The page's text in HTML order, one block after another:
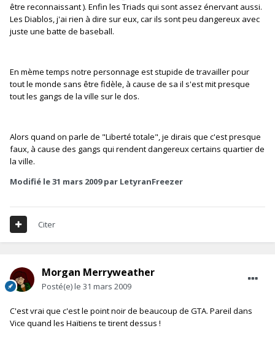
être reconnaissant ). Enfin les Triads qui sont assez énervant aussi.
Les Diablos, j'ai rien à dire sur eux, car ils sont peu dangereux avec
juste une batte de baseball.
En mème temps notre personnage est stupide de travailler pour
tout le monde sans être fidèle, à cause de sa il s'est mit presque
tout les gangs de la ville sur le dos.
Alors quand on parle de "Liberté totale", je dirais que c'est presque
faux, à cause des gangs qui rendent dangereux certains quartier de
la ville.
Modifié le 31 mars 2009par LetyranFreezer
Citer
Morgan Merryweather
Posté(e)le 31 mars 2009
C'est vrai que c'est le point noir de beaucoup de GTA. Pareil dans
Vice quand les Haïtiens te tirent dessus !